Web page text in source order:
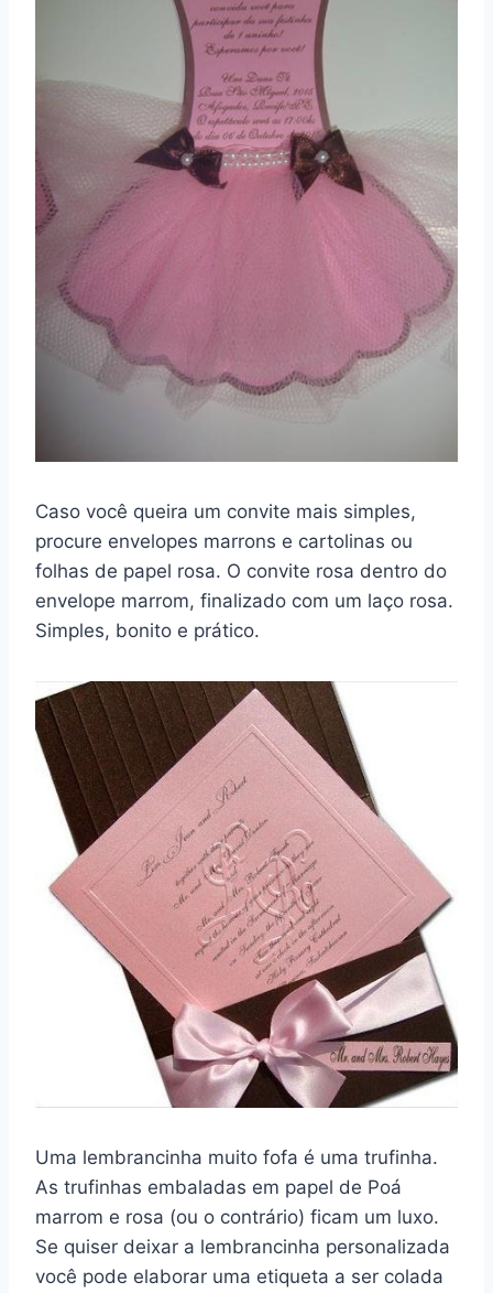
Caso você queira um convite mais simples,
procure envelopes marrons e cartolinas ou
folhas de papel rosa. O convite rosa dentro do
envelope marrom, finalizado com um laço rosa.
Simples, bonito e prático.
Uma lembrancinha muito fofa é uma trufinha.
As trufinhas embaladas em papel de Poá
marrom e rosa (ou o contrário) ficam um luxo.
Se quiser deixar a lembrancinha personalizada
você pode elaborar uma etiqueta a ser colada